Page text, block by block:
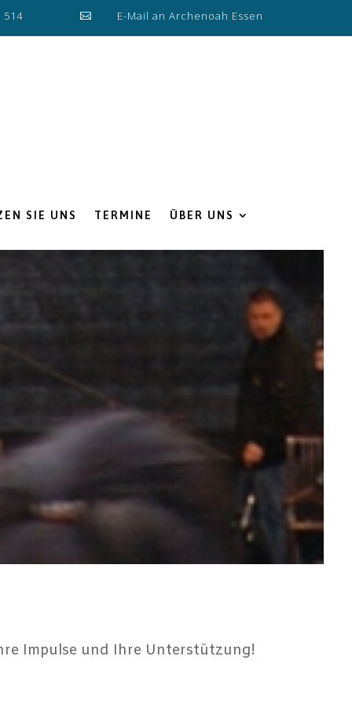
514  E-Mail an Archenoah Essen
SIE UNS TERMINE ÜBER UNS
Impulse und Ihre Unterstützung!